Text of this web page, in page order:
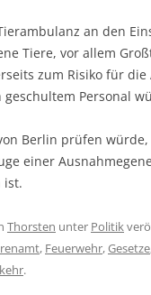
an den
Tiere, vor allem
zum Risiko für
Personal
Berlin prüfen
einer
ist.
Thorsten unter Politik
, Feuerwehr,Gesetze
.